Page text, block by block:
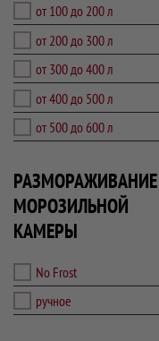
от 100 до 200 л
от 200 до 300 л
от 300 до 400 л
от 400 до 500 л
от 500 до 600 л
РАЗМОРАЖИВАНИЕ
МОРОЗИЛЬНОЙ
КАМЕРЫ
No Frost
ручное